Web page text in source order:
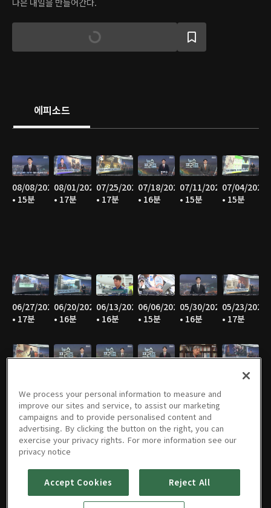
나은 내일을 만들어간다.
에피소드
08/08/2026
• 15분
08/01/2026
• 17분
07/25/2026
• 17분
07/18/2026
• 16분
07/11/2026
• 15분
07/04/2026
• 15분
06/27/2026
• 17분
06/20/2026
• 16분
06/13/2026
• 16분
06/06/2026
• 15분
05/30/2026
• 16분
05/23/2026
• 17분
• 14분
• 16분
04/11/2026
04/04/2026
• 16분
03/28/2026
• 17분
02/28/202601/31/202601/24/202601/17/2026
We process your personal information to measure and
improve our sites and service, to assist our marketing
campaigns and to provide personalised content and
advertising. By clicking the button on the right, you can
exercise your privacy rights. For more information see our
privacy notice
Accept Cookies Reject All